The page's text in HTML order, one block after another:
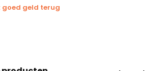
goed geld terug